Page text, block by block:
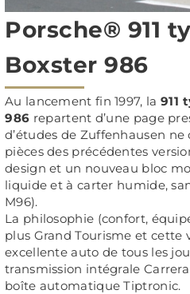
Porsche® 911
Boxster 986
Au lancement fin 1997, la 911
986 repartent d’une page
d’études de Zuffenhausen
pièces des précédentes
design et un nouveau bloc
liquide et à carter humide,
M96).
La philosophie (confort,
plus Grand Tourisme et cette
excellente auto de tous les
transmission intégrale
boîte automatique Tiptronic.